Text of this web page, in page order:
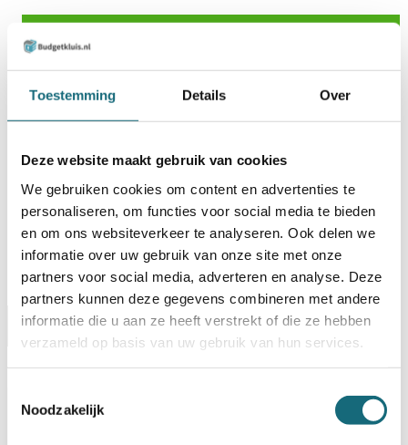
Toestemming Details Over
Deze website maakt gebruik van cookies
We gebruiken cookies om content en advertenties te
personaliseren, om functies voor social media te bieden
en om ons websiteverkeer te analyseren. Ook delen we
informatie over uw gebruik van onze site met onze
partners voor social media, adverteren en analyse. Deze
partners kunnen deze gegevens combineren met andere
informatie die u aan ze heeft verstrekt of die ze hebben
verzameld op basis van uw gebruik van hun services.
Noodzakelijk
Op voorraad? Besteld voor14:30 uur,dezelfde werkdag
Uw keuze zal toevoegen aan het totaalbedrag
Omschrijving Specificaties Certificaten
Alternatieven Levering Opties
Artikelnummer